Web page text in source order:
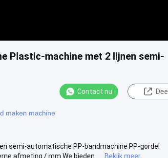
Plastic-machine met 2 lijnen semi-
Contact nu Deel
maken machine
semi-automatische PP-bandmachine PP-gordel
afmeting / mm We bieden ....
Bekijk meer